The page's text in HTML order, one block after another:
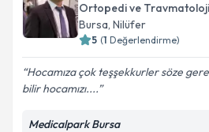
Ortopedi ve Travmatoloji
Bursa, Nilüfer
5 (1 Değerlendirme)
Hocamıza çok teşşekkurler söze
bilir hocamızı....
Medicalpark Bursa